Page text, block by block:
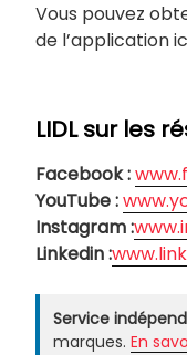
Vous pouvez
de l’application
LIDL sur les
Facebook :
YouTube :
Instagram :
Linkedin :
Service
marques. En